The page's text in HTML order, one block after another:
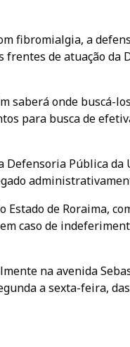
fibromialgia, a
frentes de atuação da
saberá onde buscá-
para busca de
Defensoria Pública da
de Roraima,
caso de
na avenida
a sexta-feira,